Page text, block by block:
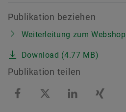
Publikation beziehen
Weiterleitung zum Webshop
Download (4.77 MB)
Publikation teilen